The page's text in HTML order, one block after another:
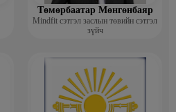
Төмөрбаатар Мөнгөнбаяр
Mindfit сэтгэл заслын төвийн сэтгэл
зүйч